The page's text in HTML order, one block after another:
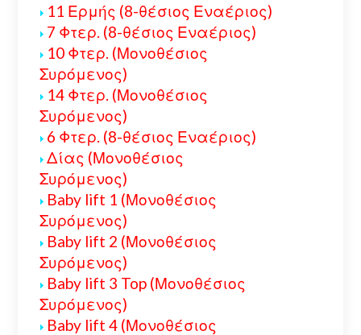
11 Ερμής (8-θέσιος Εναέριος)
7 Φτερ. (8-θέσιος Εναέριος)
10 Φτερ. (Μονοθέσιος
Συρόμενος)
14 Φτερ. (Μονοθέσιος
Συρόμενος)
6 Φτερ. (8-θέσιος Εναέριος)
Δίας (Μονοθέσιος
Συρόμενος)
Baby lift 1 (Μονοθέσιος
Συρόμενος)
Baby lift 2 (Μονοθέσιος
Συρόμενος)
Baby lift 3 Top (Μονοθέσιος
Συρόμενος)
Baby lift 4 (Μονοθέσιος